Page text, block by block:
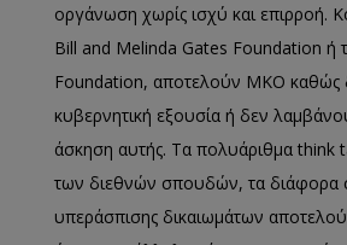
οργάνωση χωρίς ισχύ και επιρροή.
Bill and Melinda Gates Foundation ή
Foundation, αποτελούν ΜΚΟ καθώς
κυβερνητική εξουσία ή δεν
άσκηση αυτής. Τα πολυάριθμα think
των διεθνών σπουδών, τα διάφορα
υπεράσπισης δικαιωμάτων